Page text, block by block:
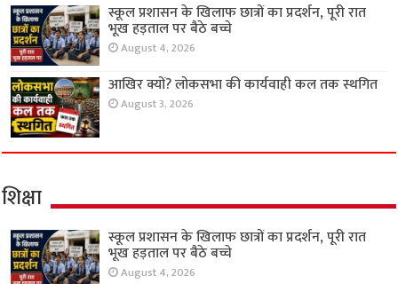
स्कूल प्रशासन के खिलाफ छात्रों का प्रदर्शन, पूरी रात
भूख हड़ताल पर बैठे बच्चे
August 4, 2026
आखिर क्यों? लोकसभा की कार्यवाही कल तक स्थगित
August 3, 2026
शिक्षा
स्कूल प्रशासन के खिलाफ छात्रों का प्रदर्शन, पूरी रात
भूख हड़ताल पर बैठे बच्चे
August 4, 2026